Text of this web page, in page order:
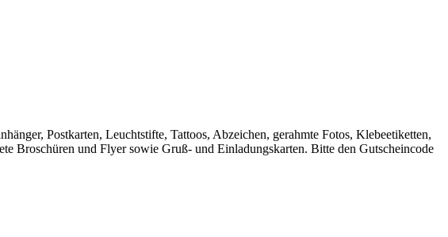
Postkarten, Leuchtstifte, Tattoos, Abzeichen, gerahmte Fotos, Klebeetiketten,
Broschüren und Flyer sowie Gruß- und Einladungskarten. Bitte den Gutscheincode